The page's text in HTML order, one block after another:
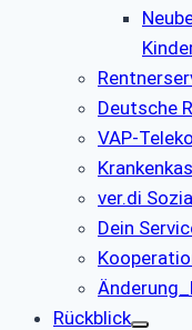
Deutsche
VAP-
ver.di
Dein
Rückblick